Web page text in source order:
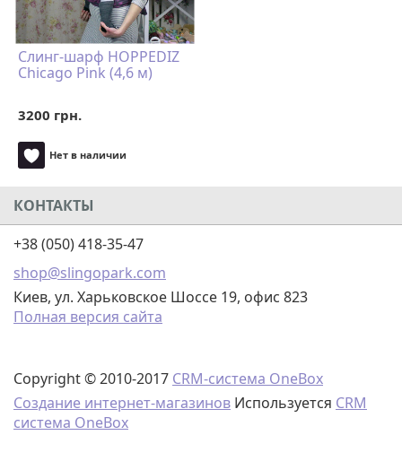
Слинг-шарф HOPPEDIZ
Chicago Pink (4,6 м)
3200 грн.
Нет в наличии
КОНТАКТЫ
+38 (050) 418-35-47
shop@slingopark.com
Киев, ул. Харьковское Шоссе 19, офис 823
Полная версия сайта
Copyright © 2010-2017 CRM-система OneBox
Создание интернет-магазинов Используется CRM
система OneBox